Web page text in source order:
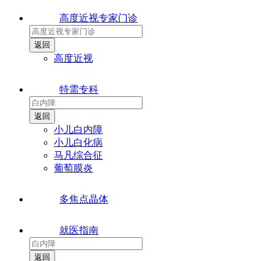
高度近视专家门诊
高度近视
特需专科
小儿白内障
小儿白化病
马凡综合征
葡萄膜炎
多焦点晶体
就医指南